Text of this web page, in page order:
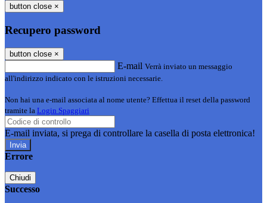
button close ×
Recupero password
button close ×
E-mail Verrà inviato un messaggio
all'indirizzo indicato con le istruzioni necessarie.
Non hai una e-mail associata al nome utente? Effettua il reset della password
tramite la Login Spaggiari
E-mail inviata, si prega di controllare la casella di posta elettronica!
Errore
Chiudi
Successo